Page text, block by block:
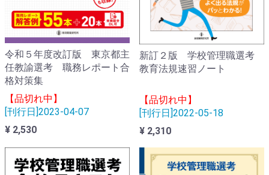
令和５年度改訂版 東京都主
任教諭選考 職務レポート合
格対策集
【品切れ中】
[刊行日]2023-04-07
¥ 2,530
新訂２版 学校管理職選考
教育法規速習ノート
【品切れ中】
[刊行日]2022-05-18
¥ 2,310